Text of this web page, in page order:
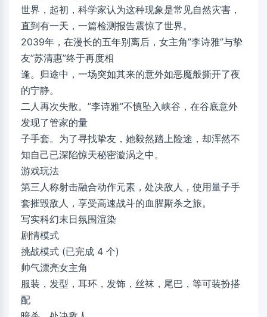
世界，起初，科学家认为这种现象是常见自然灾害，
直到有一天，一篇检测报告震惊了世界。
2039年，在漫长的五年别离后，女主角”李诗雅”与挚
友”苏清惠”终于再度相
逢。归途中，一场突如其来的意外如恶魔般撕开了夜
的宁静。
二人再次失散。”李诗雅”不慎坠入峡谷，在谷底意外
发现了管家的量
子手套。为了寻找挚友，她毅然踏上险途，却浑然不
知自己已深陷惊天秘密漩涡之中。
游戏玩法
第三人称射击融合动作元素，处决敌人，使用量子手
套摧毁敌人，享受高速战斗的血腥厮杀之旅。
写实科幻末日氛围渲染
剧情模式
挑战模式 (已完成 4 个)
帅气漂亮女主角
服装，发型，耳环，发饰，丝袜，尾巴，等可装扮搭
配